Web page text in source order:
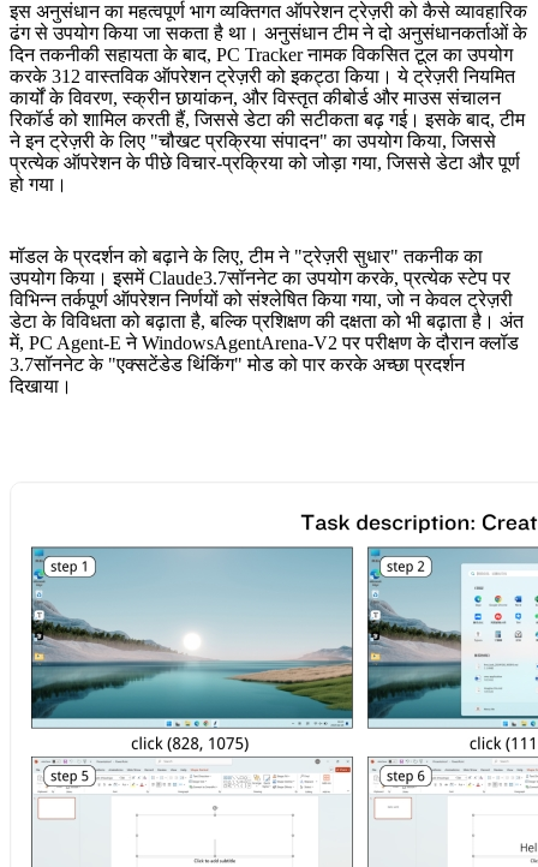
इस अनुसंधान का महत्वपूर्ण भाग व्यक्तिगत ऑपरेशन ट्रेज़री को कैसे व्यावहारिक
ढंग से उपयोग किया जा सकता है था। अनुसंधान टीम ने दो अनुसंधानकर्ताओं के
दिन तकनीकी सहायता के बाद, PC Tracker नामक विकसित टूल का उपयोग
करके 312 वास्तविक ऑपरेशन ट्रेज़री को इकट्ठा किया। ये ट्रेज़री नियमित
कार्यों के विवरण, स्क्रीन छायांकन, और विस्तृत कीबोर्ड और माउस संचालन
रिकॉर्ड को शामिल करती हैं, जिससे डेटा की सटीकता बढ़ गई। इसके बाद, टीम
ने इन ट्रेज़री के लिए "चौखट प्रक्रिया संपादन" का उपयोग किया, जिससे
प्रत्येक ऑपरेशन के पीछे विचार-प्रक्रिया को जोड़ा गया, जिससे डेटा और पूर्ण
हो गया।
मॉडल के प्रदर्शन को बढ़ाने के लिए, टीम ने "ट्रेज़री सुधार" तकनीक का
उपयोग किया। इसमें Claude3.7सॉननेट का उपयोग करके, प्रत्येक स्टेप पर
विभिन्न तर्कपूर्ण ऑपरेशन निर्णयों को संश्लेषित किया गया, जो न केवल ट्रेज़री
डेटा के विविधता को बढ़ाता है, बल्कि प्रशिक्षण की दक्षता को भी बढ़ाता है। अंत
में, PC Agent-E ने WindowsAgentArena-V2 पर परीक्षण के दौरान क्लॉड
3.7सॉननेट के "एक्सटेंडेड थिंकिंग" मोड को पार करके अच्छा प्रदर्शन
दिखाया।